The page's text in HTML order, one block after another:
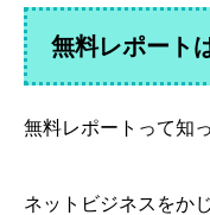
無料レポート
無料レポートって知
ネットビジネスをか